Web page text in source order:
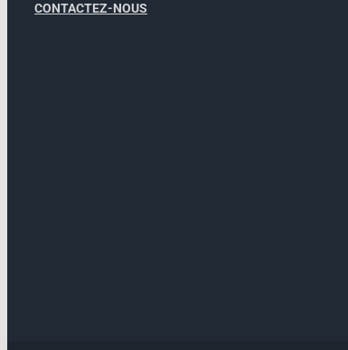
CONTACTEZ-NOUS